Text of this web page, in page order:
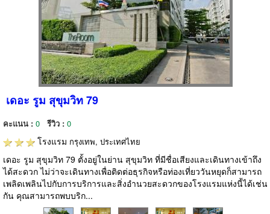
เดอะ รูม สุขุมวิท 79
คะแนน : 0 รีวิว : 0
โรงแรม กรุงเทพ, ประเทศไทย
เดอะ รูม สุขุมวิท 79 ตั้งอยู่ในย่าน สุขุมวิท ที่มีชื่อเสียงและเดินทางเข้าถึง
ได้สะดวก ไม่ว่าจะเดินทางเพื่อติดต่อธุรกิจหรือท่องเที่ยววันหยุดก็สามารถ
เพลิดเพลินไปกับการบริการและสิ่งอำนวยสะดวกของโรงแรมแห่งนี้ได้เช่น
กัน คุณสามารถพบบริก...